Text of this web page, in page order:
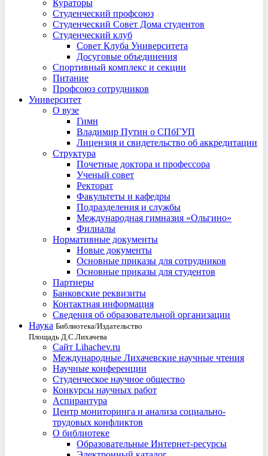
Кураторы
Студенческий профсоюз
Студенческий Совет Дома студентов
Студенческий клуб
Совет Клуба Университета
Досуговые объединения
Спортивный комплекс и секции
Питание
Профсоюз сотрудников
Университет
О вузе
Гимн
Владимир Путин о СПбГУП
Лицензия и свидетельство об аккредитации
Структура
Почетные доктора и профессора
Ученый совет
Ректорат
Факультеты и кафедры
Подразделения и службы
Международная гимназия «Ольгино»
Филиалы
Нормативные документы
Новые документы
Основные приказы для сотрудников
Основные приказы для студентов
Партнеры
Банковские реквизиты
Контактная информация
Сведения об образовательной организации
Наука Библиотека/Издательство
Площадь Д.С.Лихачева
Сайт Lihachev.ru
Международные Лихачевские научные чтения
Научные конференции
Студенческое научное общество
Конкурсы научных работ
Аспирантура
Центр мониторинга и анализа социально-
трудовых конфликтов
О библиотеке
Образовательные Интернет-ресурсы